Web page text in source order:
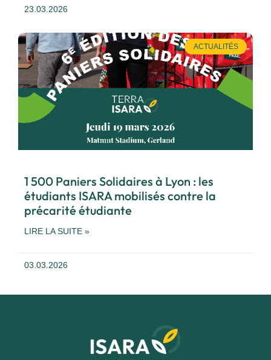
23.03.2026
ACTUALITÉS
1 500 Paniers Solidaires à Lyon : les
étudiants ISARA mobilisés contre la
précarité étudiante
LIRE LA SUITE »
03.03.2026